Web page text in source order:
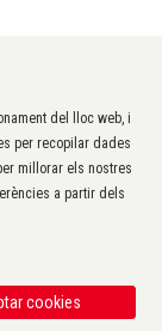
del lloc web, i
per recopilar dades
millorar els nostres
a partir dels
cookies